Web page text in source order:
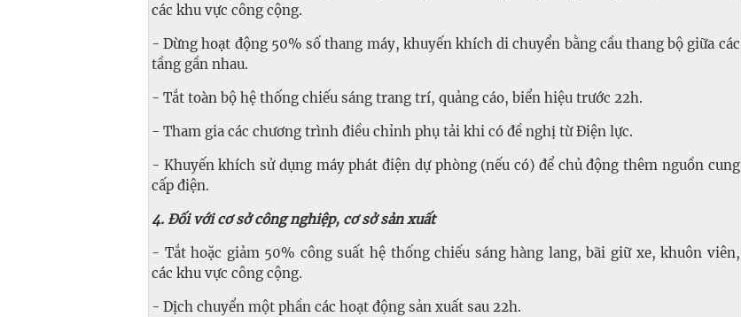
các khu vực công cộng.
- Dừng hoạt động 50% số thang máy, khuyến khích di chuyển bằng cầu thang bộ giữa các
tầng gần nhau.
- Tắt toàn bộ hệ thống chiếu sáng trang trí, quảng cáo, biển hiệu trước 22h.
- Tham gia các chương trình điều chỉnh phụ tải khi có đề nghị từ Điện lực.
- Khuyến khích sử dụng máy phát điện dự phòng (nếu có) để chủ động thêm nguồn cung
cấp điện.
4. Đối với cơ sở công nghiệp, cơ sở sản xuất
- Tắt hoặc giảm 50% công suất hệ thống chiếu sáng hàng lang, bãi giữ xe, khuôn viên,
các khu vực công cộng.
- Dịch chuyển một phần các hoạt động sản xuất sau 22h.